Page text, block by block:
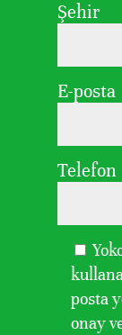
Şehir
E-posta
Telefon
posta
onay